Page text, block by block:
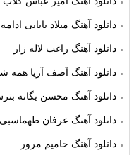
دانلود آهنگ میلاد بابایی
دانلود آهنگ راغب لاله زار
دانلود آهنگ آصف آریا همه
دانلود آهنگ محسن یگانه
دانلود آهنگ عرفان طهماسبی
دانلود آهنگ حامیم مرور